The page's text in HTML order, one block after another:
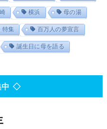
横浜 母の湯
特集 百万人の夢宣言
誕生日に母を語る
中 ◇